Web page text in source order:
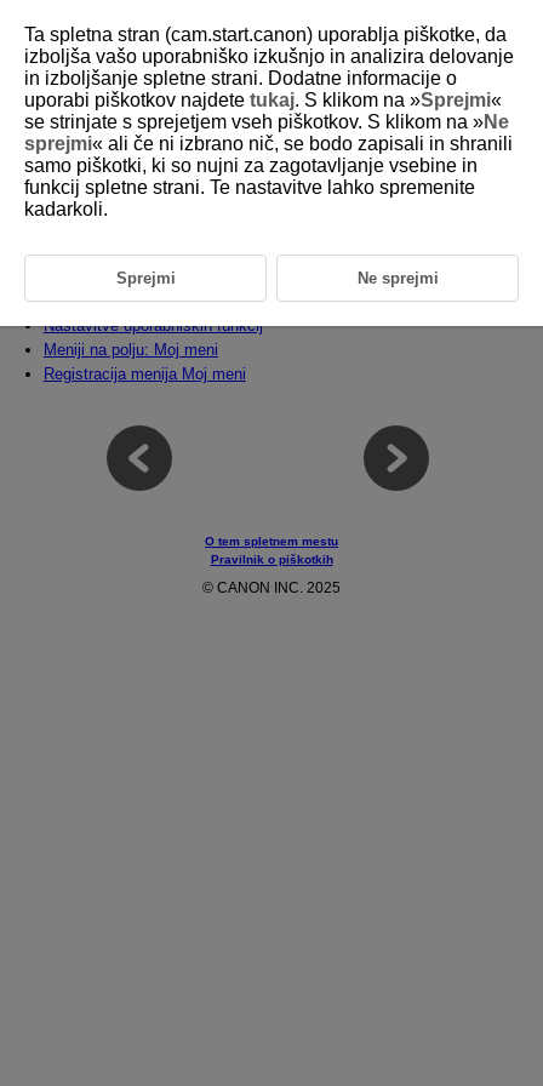
D185-227
Uporabniške funkcije/Moj meni
Nastavitve funkcij fotoaparata lahko natančno uravnavate in spreminjate
Meniji na polju: Uporabniške funkcije
Nastavitve uporabniških funkcij
Meniji na polju: Moj meni
Registracija menija Moj meni
O tem spletnem mestu
Pravilnik o piškotkih
© CANON INC. 2025
Ta spletna stran (cam.start.canon) uporablja piškotke, da
izboljša vašo uporabniško izkušnjo in analizira delovanje
in izboljšanje spletne strani. Dodatne informacije o
uporabi piškotkov najdete tukaj. S klikom na »Sprejmi«
se strinjate s sprejetjem vseh piškotkov. S klikom na »Ne
sprejmi« ali če ni izbrano nič, se bodo zapisali in shranili
samo piškotki, ki so nujni za zagotavljanje vsebine in
funkcij spletne strani. Te nastavitve lahko spremenite
kadarkoli.
Sprejmi Ne sprejmi